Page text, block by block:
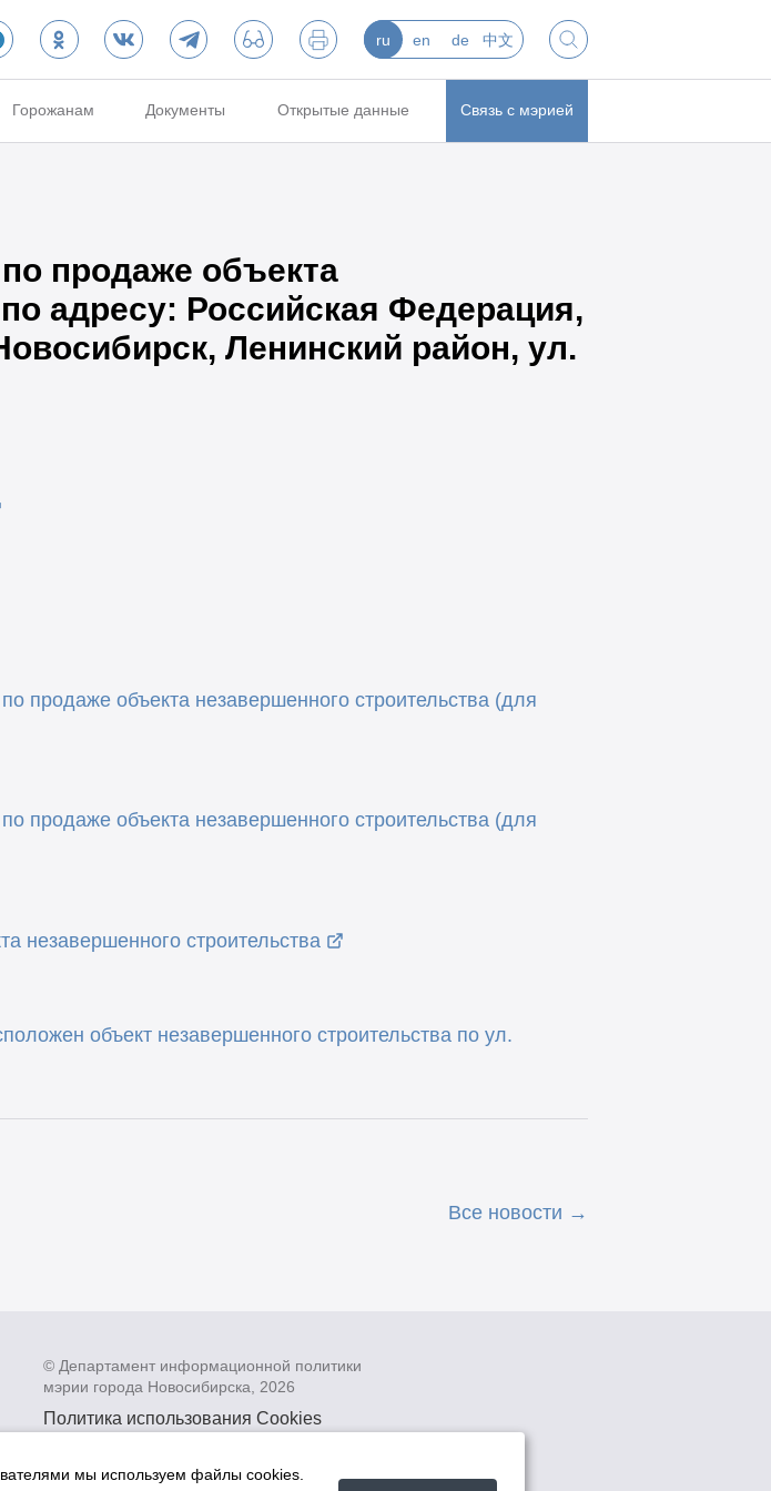
ru en de 中文
Горожанам Документы Открытые данные Связь с мэрией
продаже объекта
адресу: Российская Федерация,
Ленинский район, ул.
продаже объекта незавершенного строительства (для
продаже объекта незавершенного строительства (для
незавершенного строительства
объект незавершенного строительства по ул.
Все новости
© Департамент информационной политики
мэрии города Новосибирска, 2026
Политика использования Cookies
данных в информационных системах
мы используем файлы cookies.